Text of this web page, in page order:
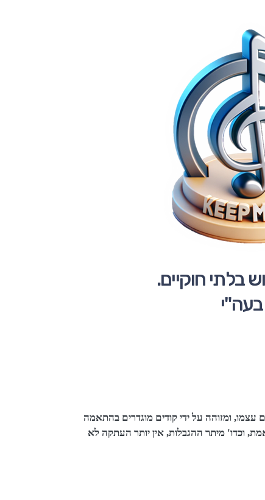
בלתי חוקיים.
עצמו, ומזוהה על ידי קודים מוגדרים בהתאמה
וכדו' מיתר ההגבלות, אין יותר העתקה לא